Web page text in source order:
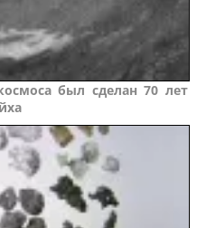
был сделан 70 лет